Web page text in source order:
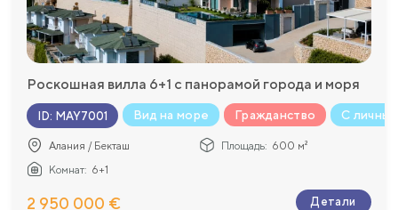
Роскошная вилла 6+1 с панорамой города и моря
ID: MAY7001 Вид на море Гражданство С
Алания / Бекташ Площадь: 600 м²
Комнат: 6+1
2 950 000 € Детали